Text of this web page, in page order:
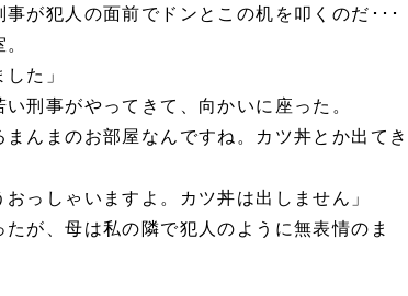
事が犯人の面前でドンとこの机を叩くのだ･･･
した」
刑事がやってきて、向かいに座った。
まんまのお部屋なんですね。カツ丼とか出てき
おっしゃいますよ。カツ丼は出しません」
が、母は私の隣で犯人のように無表情のま